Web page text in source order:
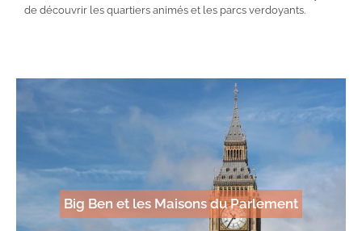
de découvrir les quartiers animés et les parcs verdoyants.
Big Ben et les Maisons du Parlement